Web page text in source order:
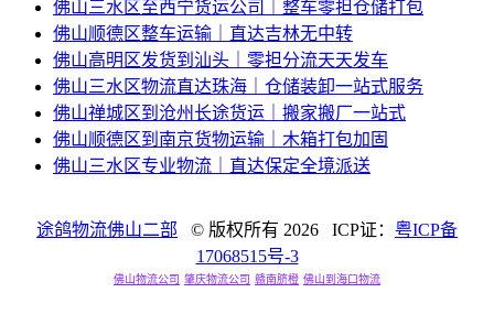
佛山三水区至西宁货运公司｜整车零担仓储打包
佛山顺德区整车运输｜直达吉林无中转
佛山高明区发货到汕头｜零担分流天天发车
佛山三水区物流直达珠海｜仓储装卸一站式服务
佛山禅城区到沧州长途货运｜搬家搬厂一站式
佛山顺德区到南京货物运输｜木箱打包加固
佛山三水区专业物流｜直达保定全境派送
途鸽物流佛山二部 © 版权所有 2026 ICP证： 粤ICP备
17068515号-3
佛山物流公司 肇庆物流公司 赣南脐橙 佛山到海口物流